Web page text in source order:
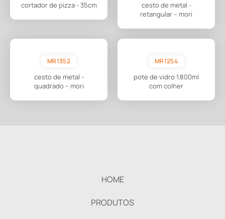
cortador de pizza - 35cm
cesto de metal -
retangular – mori
MR1352
cesto de metal -
quadrado – mori
MR1254
pote de vidro 1.800ml
com colher
HOME
PRODUTOS